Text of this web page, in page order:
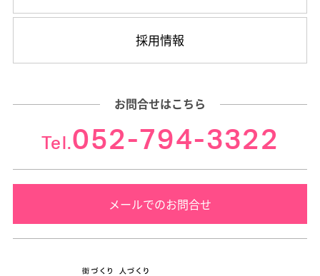
採用情報
お問合せはこちら
Tel.052-794-3322
メールでのお問合せ